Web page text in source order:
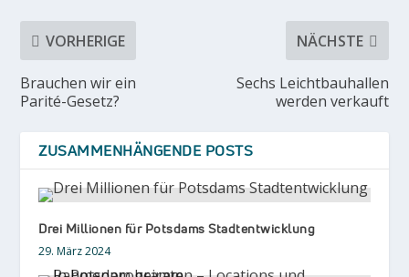
VORHERIGE
Brauchen wir ein
Parité-Gesetz?
NÄCHSTE
Sechs Leichtbauhallen
werden verkauft
ZUSAMMENHÄNGENDE POSTS
Drei Millionen für Potsdams Stadtentwicklung
29. März 2024